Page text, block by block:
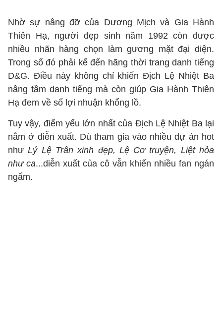
Nhờ sự nâng đỡ của Dương Mịch và Gia Hành
Thiên Hạ, người đẹp sinh năm 1992 còn được
nhiều nhãn hàng chọn làm gương mặt đại diện.
Trong số đó phải kể đến hãng thời trang danh tiếng
D&G. Điều này không chỉ khiến Địch Lệ Nhiệt Ba
nâng tầm danh tiếng mà còn giúp Gia Hành Thiên
Hạ đem về số lợi nhuận khổng lồ.
Tuy vậy, điểm yếu lớn nhất của Địch Lệ Nhiệt Ba lại
nằm ở diễn xuất. Dù tham gia vào nhiều dự án hot
nhưLý Lệ Trân xinh đẹp, Lệ Cơ truyện, Liệt hỏa
như ca...diễn xuất của cô vẫn khiến nhiều fan ngán
ngẩm.